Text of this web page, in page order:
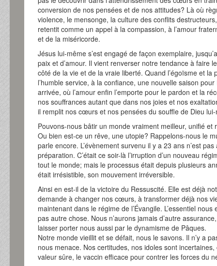
conversion de nos pensées et de nos attitudes? Là où
violence, le mensonge, la culture des conflits
retentit comme un appel à la compassion, à l’amour
et de la miséricorde.
Jésus lui-même s’est engagé de façon exemplaire,
paix et d’amour. Il vient renverser notre tendance à faire
côté de la vie et de la vraie liberté. Quand l’égoïsme et
l’humble service, à la confiance, une nouvelle saison
arrivée, où l’amour enfin l’emporte pour le pardon et la
nos souffrances autant que dans nos joies et nos
il remplit nos cœurs et nos pensées du souffle de Dieu
Pouvons-nous bâtir un monde vraiment meilleur, unifié et
Ou bien est-ce un rêve, une utopie? Rappelons-nous le
parle encore. L’évènement survenu il y a 23 ans n’est
préparation. C’était ce soir-là l’irruption d’un nouveau
tout le monde; mais le processus était depuis plusieurs
était irrésistible, son mouvement irréversible.
Ainsi en est-il de la victoire du Ressuscité. Elle est déjà
demande à changer nos cœurs, à transformer déjà nos
maintenant dans le régime de l’Évangile. L’essentiel nous
pas autre chose. Nous n’aurons jamais d’autre
laisser porter nous aussi par le dynamisme de Pâques.
Notre monde vieillit et se défait, nous le savons. Il n’y a
nous menace. Nos certitudes, nos idoles sont
valeur sûre, le vaccin efficace pour contrer les forces du